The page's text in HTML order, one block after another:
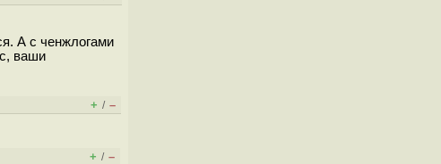
А с ченжлогами
ваши
+ / –
+ / –